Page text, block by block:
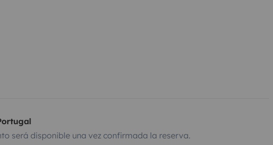
será disponible una vez confirmada la reserva.